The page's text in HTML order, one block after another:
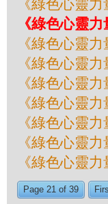
《綠色心靈
《綠色心靈
《綠色心靈
《綠色心靈
《綠色心靈
《綠色心靈
《綠色心靈
《綠色心靈
《綠色心靈
Page 21 of 39